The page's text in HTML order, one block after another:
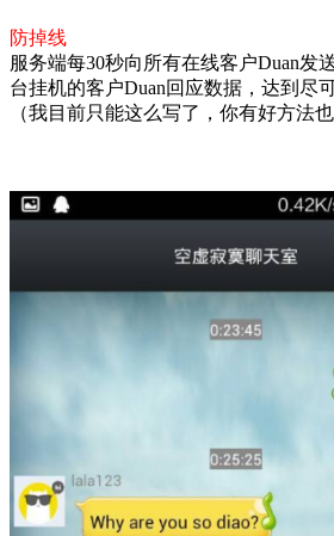
防掉线
服务端每30秒向所有在线客户Duan发
台挂机的客户Duan回应数据，达到尽
（我目前只能这么写了，你有好方法